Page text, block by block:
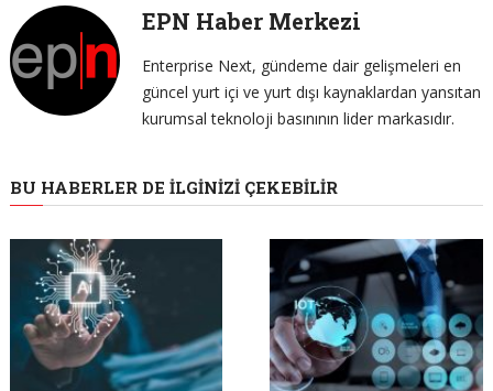
EPN Haber Merkezi
Enterprise Next, gündeme dair gelişmeleri en
güncel yurt içi ve yurt dışı kaynaklardan yansıtan
kurumsal teknoloji basınının lider markasıdır.
BU HABERLER DE İLGINIZI ÇEKEBILIR